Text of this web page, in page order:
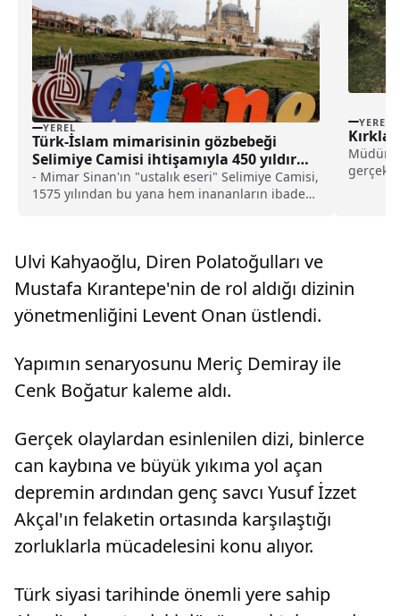
YEREL
Türk-İslam mimarisinin gözbebeği
Selimiye Camisi ihtişamıyla 450 yıldır
ilgi görüyor haberi
- Mimar Sinan'ın "ustalık eseri" Selimiye Camisi,
1575 yılından bu yana hem inananların ibadet
Prof. Dr. Filiz Çalışlar Yenişehirlioğlu:- "Selimiye
Camisi'nde ilk kez çinilerde yeşil renk ortaya
çıkıyor. Daha önceki dönemlerde camilerde
güzel bir yeşil renk yok. 1575'ten sonra yapılan
camilerdeki çinilerde bu yeşil renklerin
YEREL
Ulvi Kahyaoğlu, Diren Polatoğulları ve
Mustafa Kırantepe'nin de rol aldığı dizinin
yönetmenliğini Levent Onan üstlendi.
Yapımın senaryosunu Meriç Demiray ile
Cenk Boğatur kaleme aldı.
Gerçek olaylardan esinlenilen dizi, binlerce
can kaybına ve büyük yıkıma yol açan
depremin ardından genç savcı Yusuf İzzet
Akçal'ın felaketin ortasında karşılaştığı
zorluklarla mücadelesini konu alıyor.
Türk siyasi tarihinde önemli yere sahip